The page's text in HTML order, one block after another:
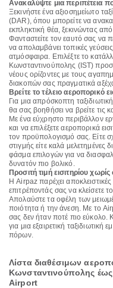
Ανακαλύψτε μια περιπέτεια
Ξεκινήστε ένα αξιοσημείωτο
(DAR), όπου μπορείτε να
εκπληκτική θέα, ξεκινώντας
Φανταστείτε τον εαυτό σας να
να απολαμβάνει τοπικές
ατμόσφαιρα. Επιλέξτε το
Κωνσταντινούπολης (IST)
νέους ορίζοντες με τους
διακοπών σας πραγματικά
Βρείτε το τέλειο αεροπορικό
Για μια απρόσκοπτη
θα σας βοηθήσει να βρείτε τις
Με ένα εύχρηστο περιβάλλον
και να επιλέξετε αεροπορικά
τον προϋπολογισμό σας. Είτε
στιγμής είτε καλά
φάσμα επιλογών για να
δυνατόν πιο βολικό.
Προσιτή τιμή εισιτηρίου
Η Airpaz παρέχει
επιτρέποντάς σας να κλείσετε
Απολαύστε τα οφέλη των
ποιότητα ή την άνεση. Με το
σας δεν ήταν ποτέ πιο εύκολο.
για μια εξαιρετική ταξιδιωτική
πόρων.
Λίστα διαθέσιμων
Κωνσταντινούπολης
Airport